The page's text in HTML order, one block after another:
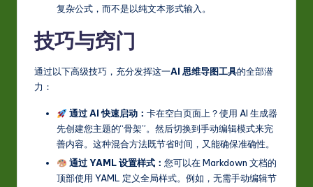
复杂公式，而不是以纯文本形式输入。
技巧与窍门
通过以下高级技巧，充分发挥这一AI 思维导图工具的全部潜
力：
通过 AI 快速启动： 卡在空白页面上？使用 AI 生成器
先创建您主题的“骨架”。然后切换到手动编辑模式来完
善内容。这种混合方法既节省时间，又能确保准确性。
通过 YAML 设置样式： 您可以在 Markdown 文档的
顶部使用 YAML 定义全局样式。例如，无需手动编辑节